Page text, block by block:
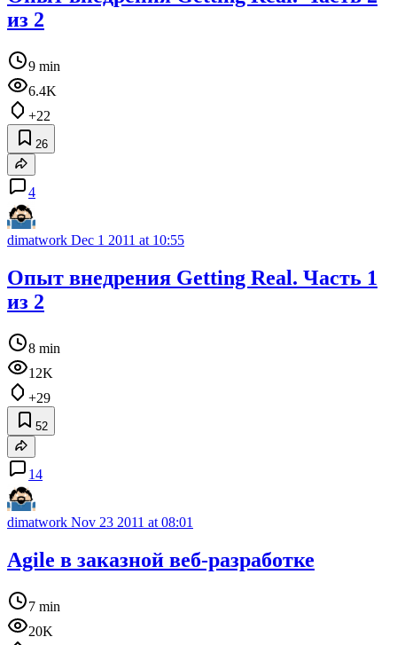
из 2
9 min
6.4K
+22
26
4
dimatwork Dec 1 2011 at 10:55
Опыт внедрения Getting Real. Часть 1
из 2
8 min
12K
+29
52
14
dimatwork Nov 23 2011 at 08:01
Agile в заказной веб-разработке
7 min
20K